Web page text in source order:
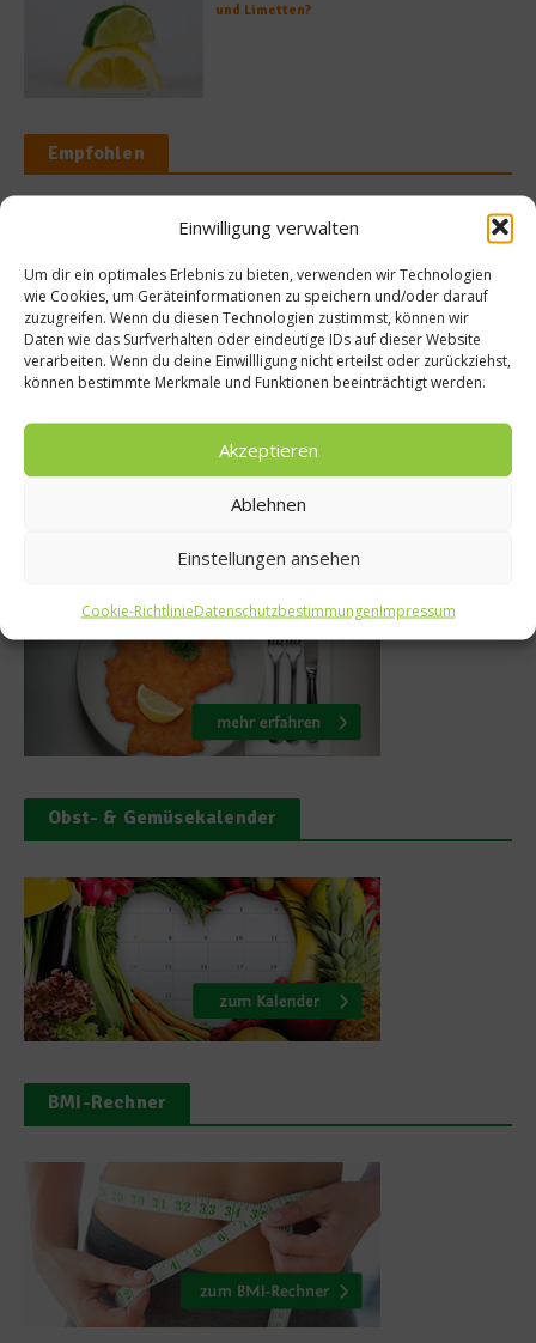
Einwilligung verwalten
Um dir ein optimales Erlebnis zu bieten, verwenden wir Technologien
wie Cookies, um Geräteinformationen zu speichern und/oder darauf
zuzugreifen. Wenn du diesen Technologien zustimmst, können wir
Daten wie das Surfverhalten oder eindeutige IDs auf dieser Website
verarbeiten. Wenn du deine Einwillligung nicht erteilst oder zurückziehst,
können bestimmte Merkmale und Funktionen beeinträchtigt werden.
Akzeptieren
Ablehnen
Einstellungen ansehen
Cookie-RichtlinieDatenschutzbestimmungenImpressum
und Limetten?
Empfohlen
mit Lachs
Rezepte
Bonbons selbst
Rezept für
24. März
Obst- & Gemüsekalender
BMI-Rechner